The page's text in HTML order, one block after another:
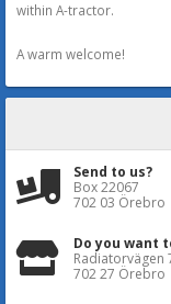
within A-tractor.
A warm welcome!
Send to us?
Box 22067
702 03 Örebro
Do you want
Radiatorvägen
702 27 Örebro